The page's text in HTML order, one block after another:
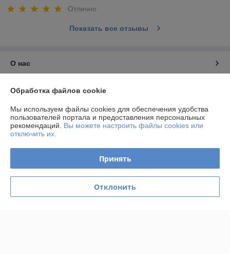
Отлично
Показать все отзывы
О нас
Контакты
Доставка и оплата
График работы
Политика обработки cookies
Обработка файлов cookie
Мы используем файлы cookies для обеспечения удобства
пользователей портала и предоставления персональных
рекомендаций. Вы можете настроить файлы cookies или
отключить их.
Принять
Отклонить